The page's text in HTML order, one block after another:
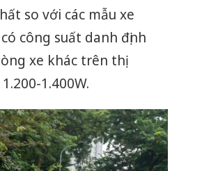
so với các mẫu xe
công suất danh định
xe khác trên thị
1.400W.